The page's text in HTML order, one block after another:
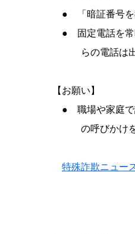
● 「暗証番号を教
● 固定電話を常時
らの電話は出な
【お願い】
● 職場や家庭で話
の呼びかけをお
特殊詐欺ニュー